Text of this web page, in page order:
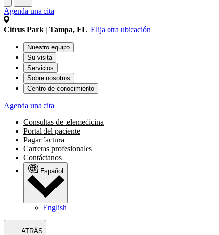
Agenda una cita
Citrus Park | Tampa, FL Elija otra ubicación
Nuestro equipo
Su visita
Servicios
Sobre nosotros
Centro de conocimiento
Agenda una cita
Consultas de telemedicina
Portal del paciente
Pagar factura
Carreras profesionales
Contáctanos
Español
English
ATRÁS